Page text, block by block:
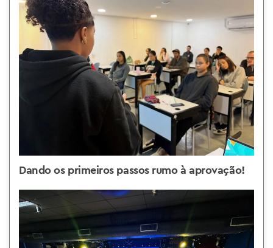
Dando os primeiros passos rumo à aprovação!